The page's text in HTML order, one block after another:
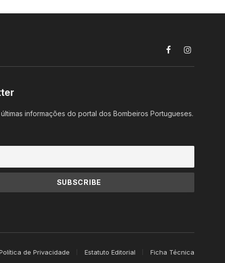
FacebookInstagram
informações do portal dos Bombeiros Portugueses.
de Privacidade Estatuto Editorial Ficha Técnica